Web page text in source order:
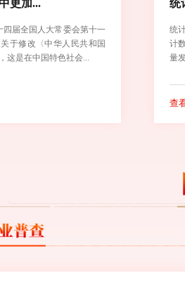
更加...
四届全国人大常委会第十一
于修改〈中华人民共和国
这是在中国特色社会...
统
统
计
量
查